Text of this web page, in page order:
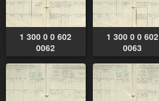
1 300 0 0 602
0062
1 300 0 0 602
0063